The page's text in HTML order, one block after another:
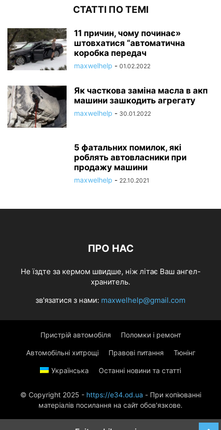
СТАТТІ ПО ТЕМІ
11 причин, чому починає»
штовхатися “автоматична
коробка передач
maxwelhelp - 01.02.2022
Як часткова заміна масла в акп
машини зашкодить агрегату
maxwelhelp - 30.01.2022
5 фатальних помилок, які
роблять автовласники при
продажу машини
maxwelhelp - 22.10.2021
ПРО НАС
Не їздте за кермом швидше, ніж літає Ваш ангел-
хранитель.
зв'язатися з нами: maxwelhelp@gmail.com
Пристрій автомобіля Поломки і ремонт
Автомобільні хитрощі Правові питання Тюнінг
Українська Останні новини та статті
© Copyright 2025 - https://e34.od.ua - При копіюванні
матеріалів посилання на сайт обов'язкове.